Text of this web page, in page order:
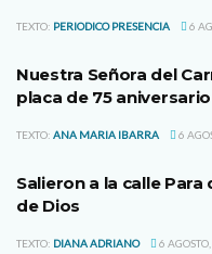
TEXTO: PERIODICO PRESENCIA 6
Nuestra Señora del
placa de 75
TEXTO: ANA MARIA IBARRA 6
Salieron a la calle
de Dios
TEXTO: DIANA ADRIANO 6